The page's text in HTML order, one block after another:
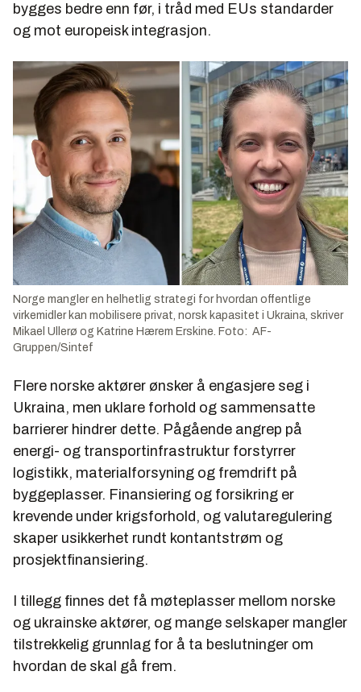
bygges bedre enn før, i tråd med EUs standarder
og mot europeisk integrasjon.
Norge mangler en helhetlig strategi for hvordan offentlige
virkemidler kan mobilisere privat, norsk kapasitet i Ukraina, skriver
Mikael Ullerø og Katrine Hærem Erskine. Foto: AF-
Gruppen/Sintef
Flere norske aktører ønsker å engasjere seg i
Ukraina, men uklare forhold og sammensatte
barrierer hindrer dette. Pågående angrep på
energi- og transportinfrastruktur forstyrrer
logistikk, materialforsyning og fremdrift på
byggeplasser. Finansiering og forsikring er
krevende under krigsforhold, og valutaregulering
skaper usikkerhet rundt kontantstrøm og
prosjektfinansiering.
I tillegg finnes det få møteplasser mellom norske
og ukrainske aktører, og mange selskaper mangler
tilstrekkelig grunnlag for å ta beslutninger om
hvordan de skal gå frem.